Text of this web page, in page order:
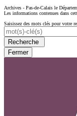
Archives - Pas-de-Calais le
Les informations contenues dans
Saisissez des mots clés pour votre
Recherche
Fermer